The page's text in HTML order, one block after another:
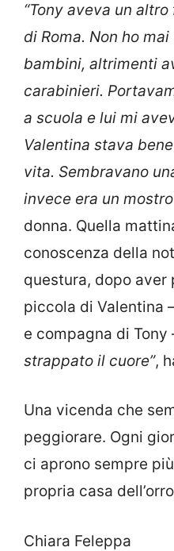
“Tony aveva un
di Roma. Non ho
bambini, altrimenti
carabinieri.
a scuola e lui mi
Valentina stava
vita. Sembravano
invece era un
donna. Quella
conoscenza della
questura, dopo
piccola di Valentina
e compagna di Tony
strappato il cuore”,
Una vicenda che
peggiorare. Ogni
ci aprono sempre
propria casa
Chiara Feleppa